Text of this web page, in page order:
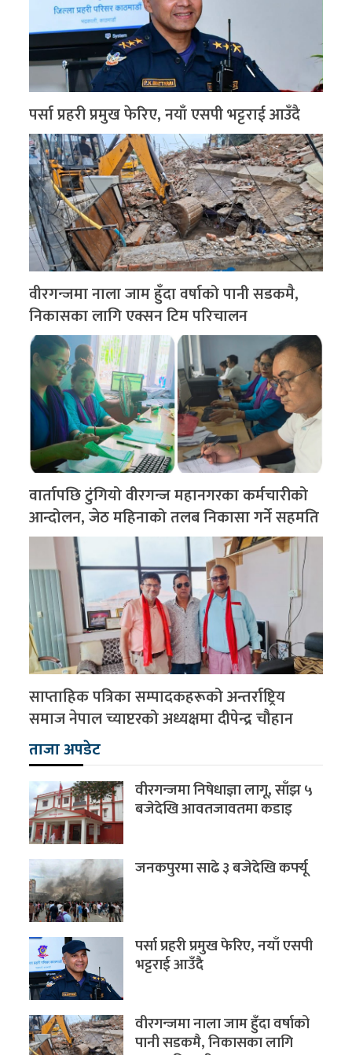
पर्सा प्रहरी प्रमुख फेरिए, नयाँ एसपी भट्टराई आउँदै
वीरगन्जमा नाला जाम हुँदा वर्षाको पानी सडकमै,
निकासका लागि एक्सन टिम परिचालन
वार्तापछि टुंगियो वीरगन्ज महानगरका कर्मचारीको
आन्दोलन, जेठ महिनाको तलब निकासा गर्ने सहमति
साप्ताहिक पत्रिका सम्पादकहरूको अन्तर्राष्ट्रिय
समाज नेपाल च्याप्टरको अध्यक्षमा दीपेन्द्र चौहान
ताजा अपडेट
वीरगन्जमा निषेधाज्ञा लागू, साँझ ५
बजेदेखि आवतजावतमा कडाइ
जनकपुरमा साढे ३ बजेदेखि कर्फ्यू
पर्सा प्रहरी प्रमुख फेरिए, नयाँ एसपी
भट्टराई आउँदै
वीरगन्जमा नाला जाम हुँदा वर्षाको
पानी सडकमै, निकासका लागि